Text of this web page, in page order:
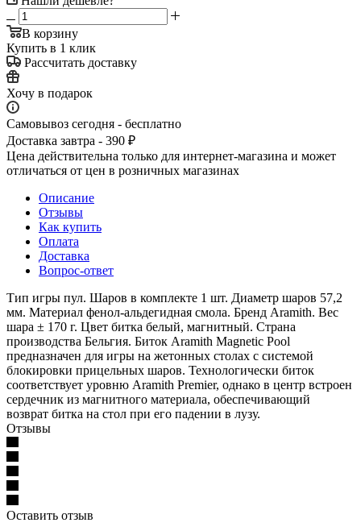
В корзину
Купить в 1 клик
Рассчитать доставку
Хочу в подарок
Самовывоз сегодня - бесплатно
Доставка завтра - 390 ₽
Цена действительна только для интернет-магазина и может
отличаться от цен в розничных магазинах
Описание
Отзывы
Как купить
Оплата
Доставка
Вопрос-ответ
Тип игры пул. Шаров в комплекте 1 шт. Диаметр шаров 57,2
мм. Материал фенол-альдегидная смола. Бренд Aramith. Вес
шара ± 170 г. Цвет битка белый, магнитный. Страна
производства Бельгия. Биток Aramith Magnetic Pool
предназначен для игры на жетонных столах с системой
блокировки прицельных шаров. Технологически биток
соответствует уровню Aramith Premier, однако в центр встроен
сердечник из магнитного материала, обеспечивающий
возврат битка на стол при его падении в лузу.
Отзывы
Оставить отзыв